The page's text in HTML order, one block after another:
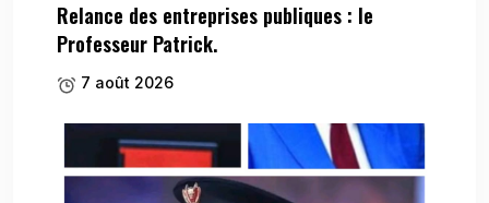
Relance des entreprises publiques : le
Professeur Patrick.
7 août 2026